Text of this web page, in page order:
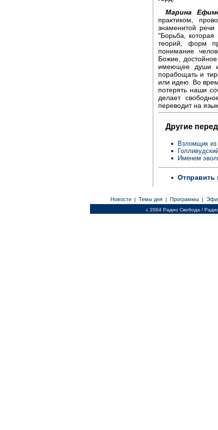
Марина
практиком,
знаменитой
"Борьба,
теорий, форм
понимание
Божие,
имеющее души
порабощать и
или идею. Во
потерять наши
делает
переводит на
Другие
Взломщик
Именем
Отправить
Новости | Темы дня | Программы |
c 2004 Радио Свобода /